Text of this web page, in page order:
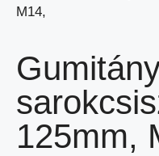
M14,
125mm,